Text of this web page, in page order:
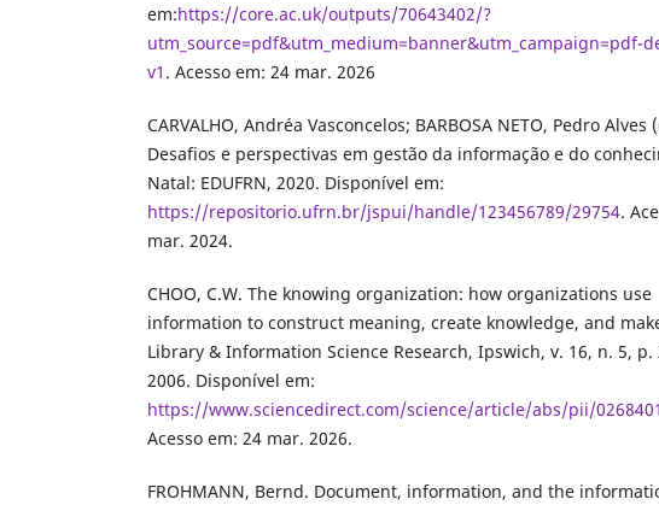
em:https://core.ac.uk/outputs/70643402/?
utm_source=pdf&utm_medium=banner&utm_campaign=pdf-
v1 . Acesso em: 24 mar. 2026
CARVALHO, Andréa Vasconcelos; BARBOSA NETO, Pedro Alves
Desafios e perspectivas em gestão da informação e do
Natal: EDUFRN, 2020. Disponível em:
https://repositorio.ufrn.br/jspui/handle/123456789/29754.
mar. 2024.
CHOO, C.W. The knowing organization: how organizations use
information to construct meaning, create knowledge, and
Library & Information Science Research, Ipswich, v. 16, n. 5, p.
2006. Disponível em:
https://www.sciencedirect.com/science/article/abs/pii/
Acesso em: 24 mar. 2026.
FROHMANN, Bernd. Document, information, and the